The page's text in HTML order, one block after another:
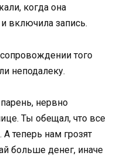
когда она
включила запись.
того
неподалеку.
нервно
Ты обещал, что все
А теперь нам грозят
больше денег, иначе